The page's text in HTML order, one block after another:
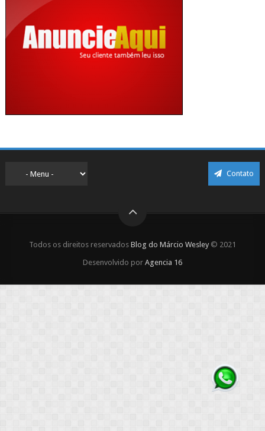
Contato
Todos os direitos reservados Blog do Márcio Wesley © 2021
Desenvolvido por Agencia 16